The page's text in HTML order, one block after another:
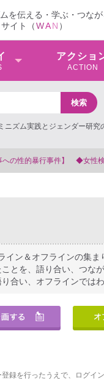
を伝える・学ぶ・つなが
サイト（WAN ）
アクショ
ACTION
ズム実践とジェンダー研究
イン＆オフラインの集
とを、語り合い、つな
合い、オフラインでは
録を行ったうえで、ログイン